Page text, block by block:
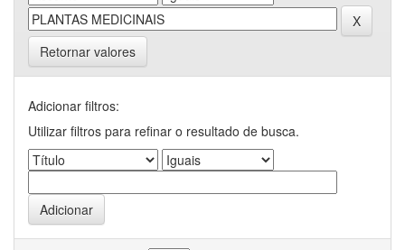
Retornar valores
Adicionar filtros:
Utilizar filtros para refinar o resultado de busca.